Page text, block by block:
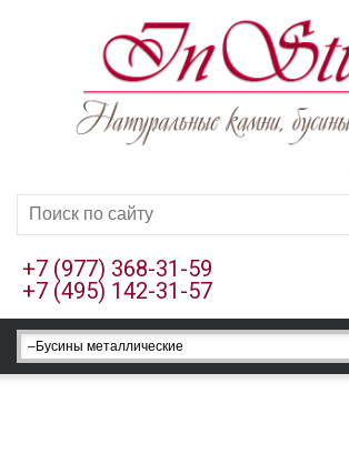
+7 (977) 368-31-59
+7 (495) 142-31-57